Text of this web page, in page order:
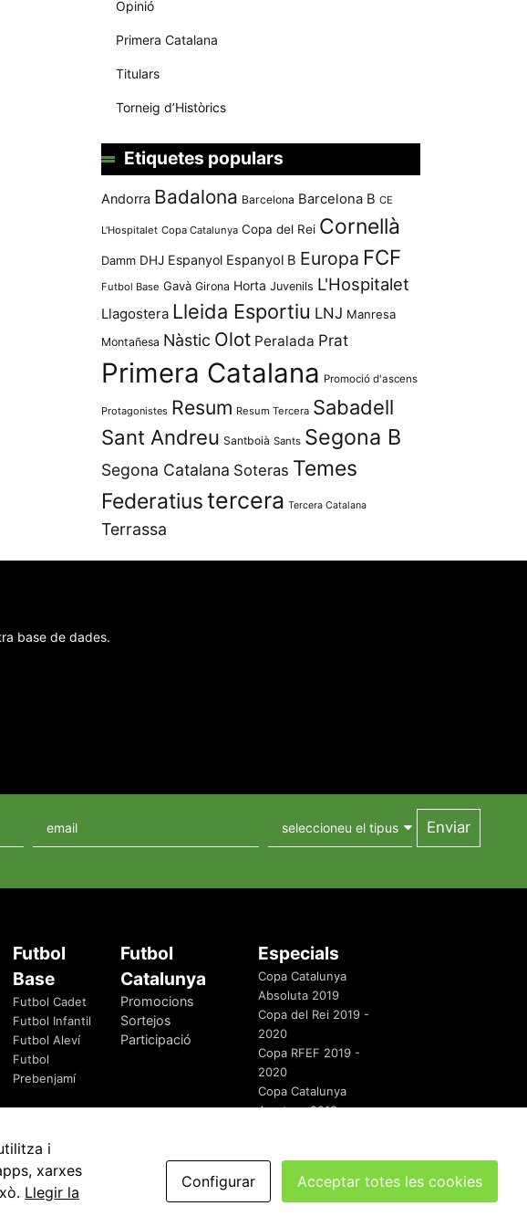
Opinió
Primera Catalana
Titulars
Torneig d’Històrics
Etiquetes populars
Andorra Badalona Barcelona Barcelona B CE
L'Hospitalet Copa Catalunya Copa del Rei Cornellà
Damm DHJ Espanyol Espanyol B Europa FCF
Futbol Base Gavà Girona Horta Juvenils L'Hospitalet
Llagostera Lleida Esportiu LNJ Manresa
Montañesa Nàstic Olot Peralada Prat
Primera Catalana Promoció d'ascens
Protagonistes Resum Resum Tercera Sabadell
Sant Andreu Santboià Sants Segona B
Segona Catalana Soteras Temes
Federatiustercera Tercera Catalana
Terrassa
base de dades.
Futbol
Base
Futbol Cadet
Futbol Infantil
Futbol Aleví
Futbol
Prebenjamí
Futbol
Catalunya
Promocions
Sortejos
Participació
Especials
Copa Catalunya
Absoluta 2019
Copa del Rei 2019 -
2020
Copa RFEF 2019 -
2020
Copa Catalunya
Amateur 2019
de Cookies redaccio@futbolcatalunya.com
i
xarxes
Llegir la
Configurar Acceptar totes les cookies